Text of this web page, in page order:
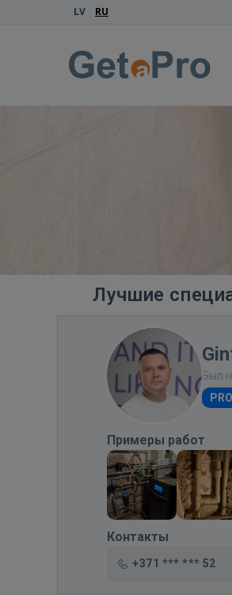
LV RU
Лучшие
Был
PRO
Примеры работ
Контакты
+371 *** *** 52